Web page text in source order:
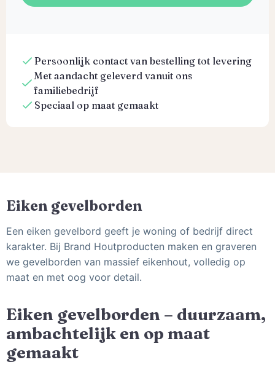
Persoonlijk contact van bestelling tot levering
Met aandacht geleverd vanuit ons
familiebedrijf
Speciaal op maat gemaakt
Eiken gevelborden
Een eiken gevelbord geeft je woning of bedrijf direct
karakter. Bij Brand Houtproducten maken en graveren
we gevelborden van massief eikenhout, volledig op
maat en met oog voor detail.
Eiken gevelborden – duurzaam,
ambachtelijk en op maat
gemaakt